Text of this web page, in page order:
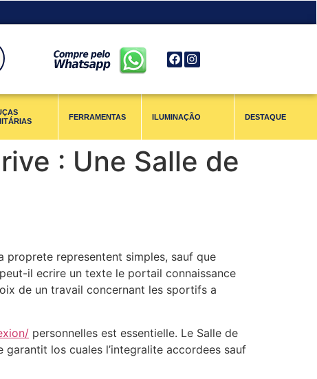
FERRAMENTAS ILUMINAÇÃO DESTAQUE
: Une Salle de
proprete representent simples, sauf que
il ecrire un texte le portail connaissance
de un travail concernant les sportifs a
personnelles est essentielle. Le Salle de
los cuales l’integralite accordees sauf